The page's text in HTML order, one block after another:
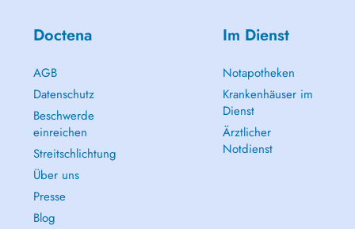
Doctena
AGB
Datenschutz
Beschwerde
einreichen
Streitschlichtung
Über uns
Presse
Blog
Im Dienst
Notapotheken
Krankenhäuser im
Dienst
Ärztlicher
Notdienst